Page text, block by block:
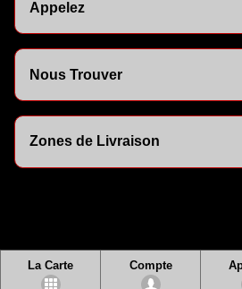
Appelez
Nous Trouver
Zones de Livraison
La Carte Compte